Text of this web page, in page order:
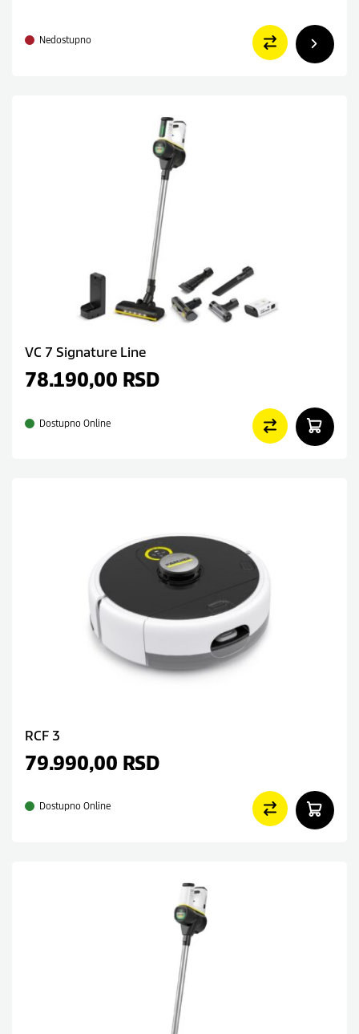
Nedostupno
VC 7 Signature Line
78.190,00 RSD
Dostupno Online
RCF 3
79.990,00 RSD
Dostupno Online